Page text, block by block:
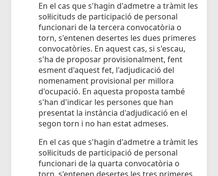
En el cas que s'hagin d'admetre a tràmit les
sol·licituds de participació de personal
funcionari de la tercera convocatòria o
torn, s'entenen desertes les dues primeres
convocatòries. En aquest cas, si s'escau,
s'ha de proposar provisionalment, fent
esment d'aquest fet, l'adjudicació del
nomenament provisional per millora
d'ocupació. En aquesta proposta també
s'han d'indicar les persones que han
presentat la instància d'adjudicació en el
segon torn i no han estat admeses.
En el cas que s'hagin d'admetre a tràmit les
sol·licituds de participació de personal
funcionari de la quarta convocatòria o